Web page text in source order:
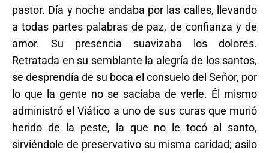
pastor. Día y noche andaba por las calles, llevando
a todas partes palabras de paz, de confianza y de
amor. Su presencia suavizaba los dolores.
Retratada en su semblante la alegría de los santos,
se desprendía de su boca el consuelo del Señor, por
lo que la gente no se saciaba de verle. Él mismo
administró el Viático a uno de sus curas que murió
herido de la peste, la que no le tocó al santo,
sirviéndole de preservativo su misma caridad; asilo